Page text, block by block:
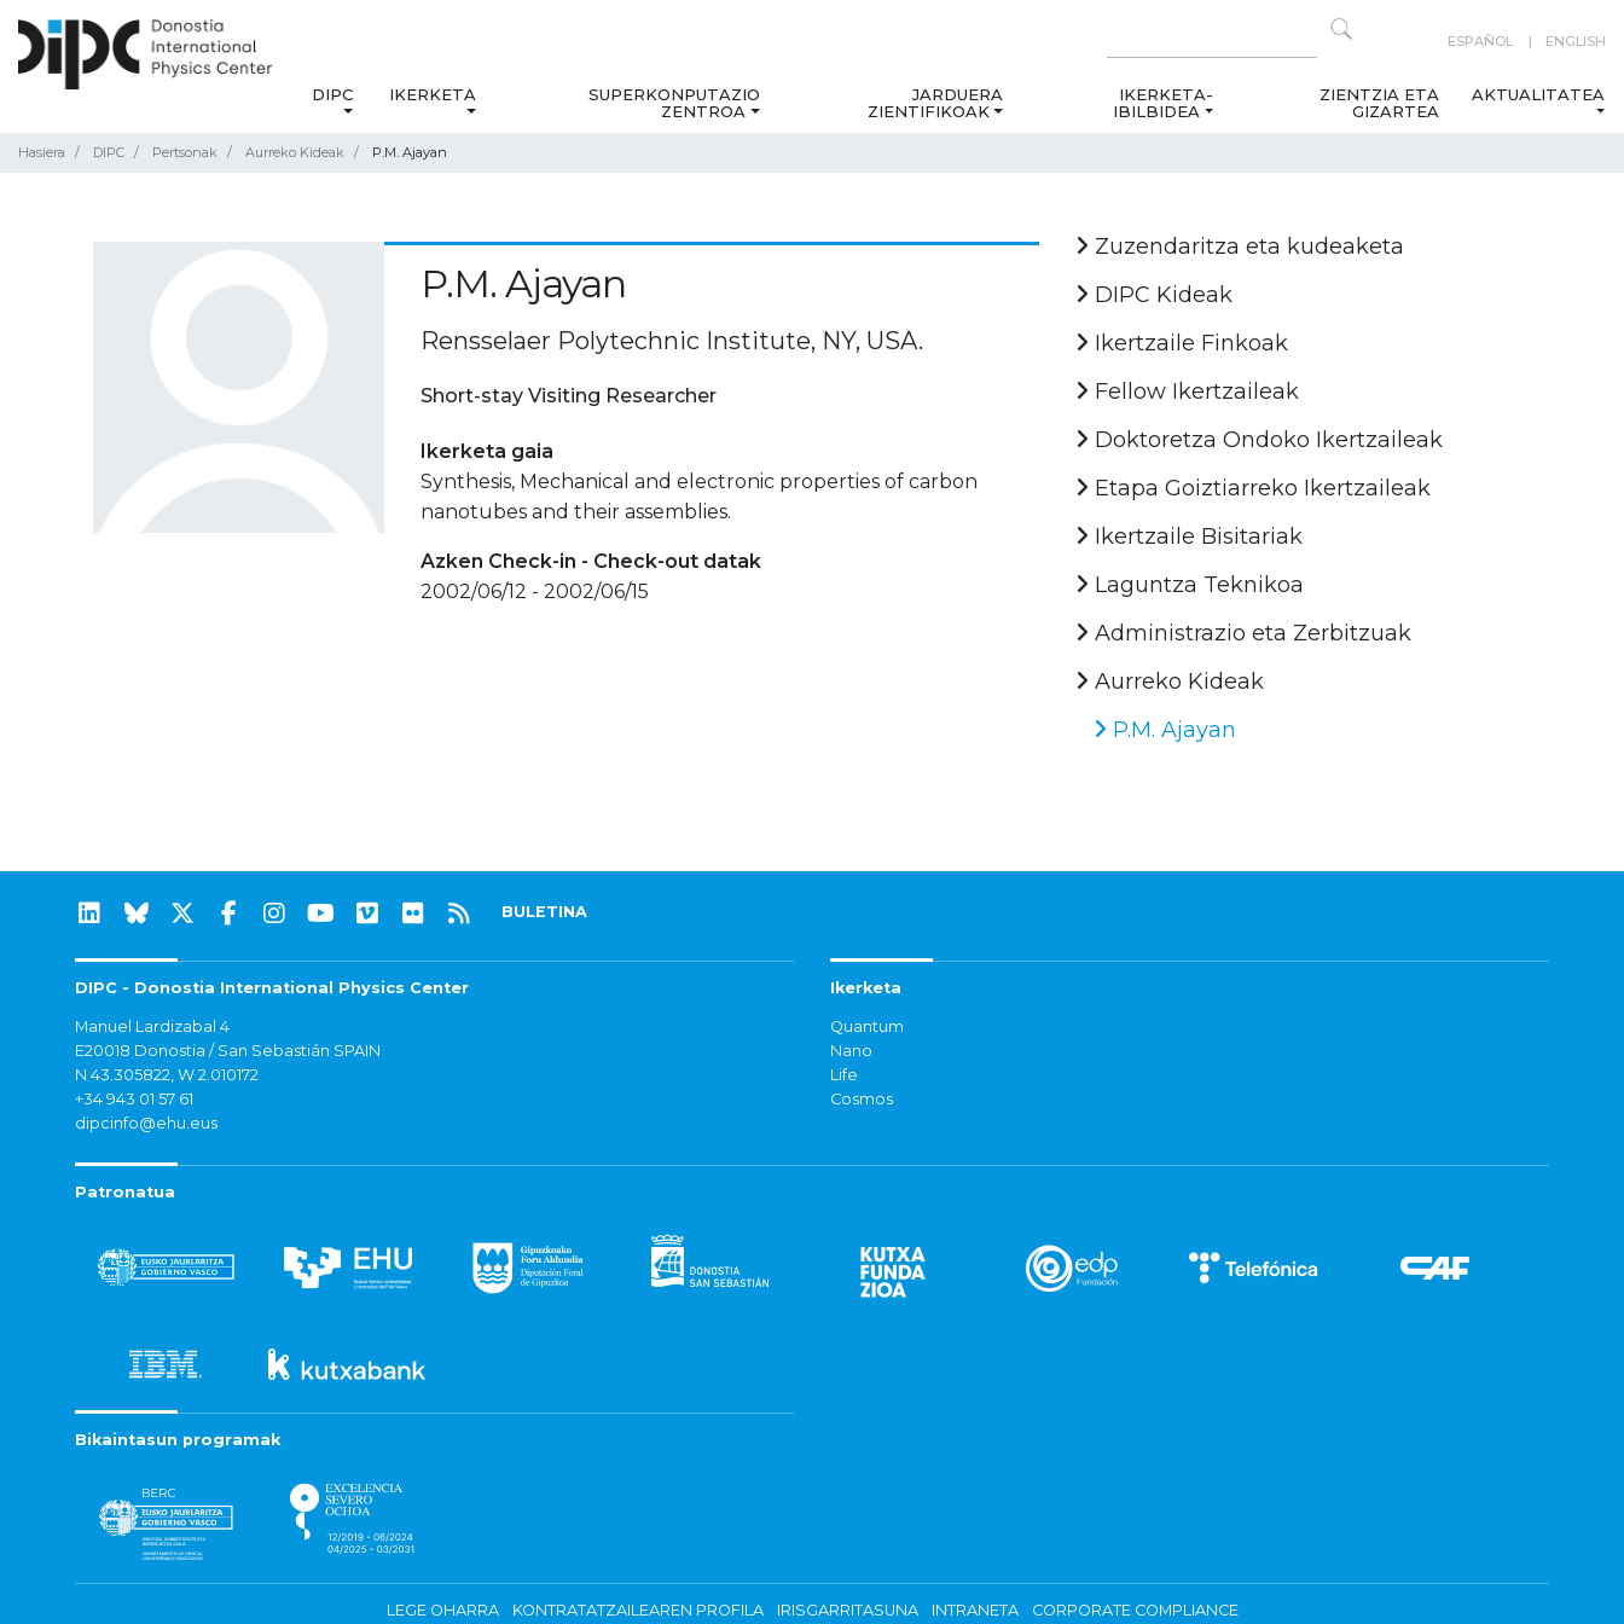
ESPAÑOL ENGLISH
DIPC IKERKETA
SUPERKONPUTAZIO
ZENTROA
JARDUERA
ZIENTIFIKOAK
IKERKETA-
IBILBIDEA
ZIENTZIA ETA
GIZARTEA
AKTUALITATEA
Hasiera DIPC Pertsonak Aurreko Kideak P.M. Ajayan
P.M. Ajayan
Rensselaer Polytechnic Institute, NY, USA.
Short-stay Visiting Researcher
Ikerketa gaia
Synthesis, Mechanical and electronic properties of carbon
nanotubes and their assemblies.
Azken Check-in - Check-out datak
2002/06/12 - 2002/06/15
Zuzendaritza eta kudeaketa
DIPC Kideak
Ikertzaile Finkoak
Fellow Ikertzaileak
Doktoretza Ondoko Ikertzaileak
Etapa Goiztiarreko Ikertzaileak
Ikertzaile Bisitariak
Laguntza Teknikoa
Administrazio eta Zerbitzuak
Aurreko Kideak
P.M. Ajayan
BULETINA
DIPC - Donostia International Physics Center
Manuel Lardizabal 4
E20018 Donostia / San Sebastián SPAIN
N 43.305822, W 2.010172
+34 943 01 57 61
dipcinfo@ehu.eus
Ikerketa
Quantum
Nano
Life
Cosmos
Patronatua
Bikaintasun programak
LEGE OHARRA KONTRATATZAILEAREN PROFILA IRISGARRITASUNA INTRANETA CORPORATE COMPLIANCE